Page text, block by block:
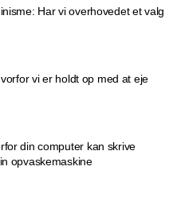
Har vi overhovedet et valg
vi er holdt op med at eje
din computer kan skrive
opvaskemaskine